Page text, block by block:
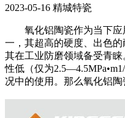
2023-05-16 精城特瓷
氧化铝陶瓷作为当下应
一，其超高的硬度、出色
其在工业防磨领域备受青
性低（仅为
况中的使用。那么氧化铝